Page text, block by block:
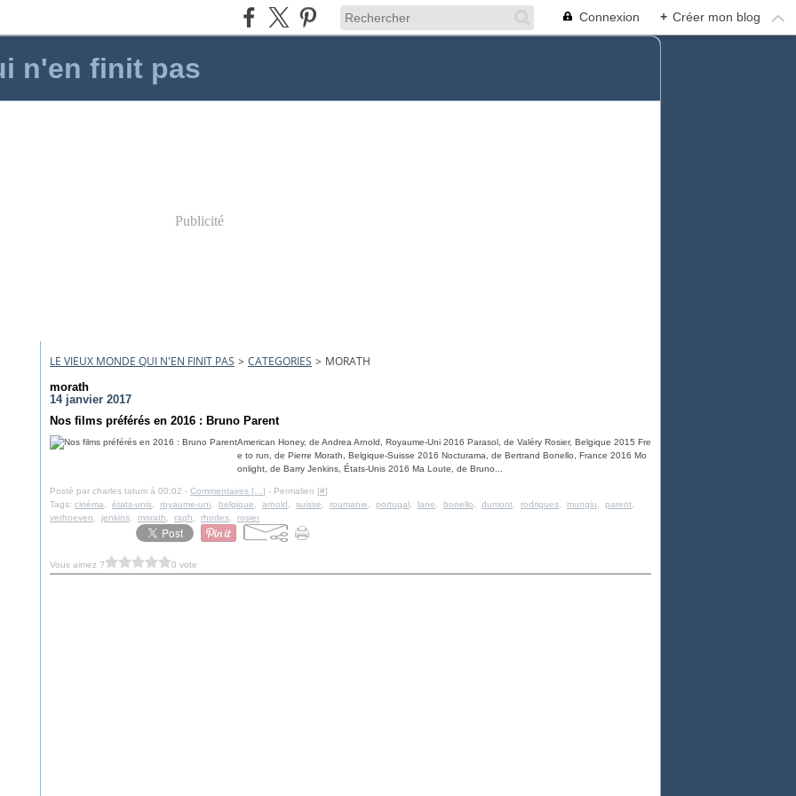
Connexion + Créer mon blog
n'en finit pas
Publicité
LE VIEUX MONDE QUI N'EN FINIT PAS > CATEGORIES > MORATH
morath
14 janvier 2017
Nos films préférés en 2016 : Bruno Parent
American Honey, de Andrea Arnold, Royaume-Uni 2016 Parasol, de Valéry Rosier, Belgique 2015 Fre
e to run, de Pierre Morath, Belgique-Suisse 2016 Nocturama, de Bertrand Bonello, France 2016 Mo
onlight, de Barry Jenkins, États-Unis 2016 Ma Loute, de Bruno...
Posté par charles tatum à 00:02 - Commentaires [ ] - Permalien [#]
Tags: cinéma états-unis royaume-uni belgique arnold suisse roumanie portugal lane bonello dumont rodrigues mungiu parent
verhoeven
jenkins morath raph rhodes rosier
Vous aimez ? 0 vote